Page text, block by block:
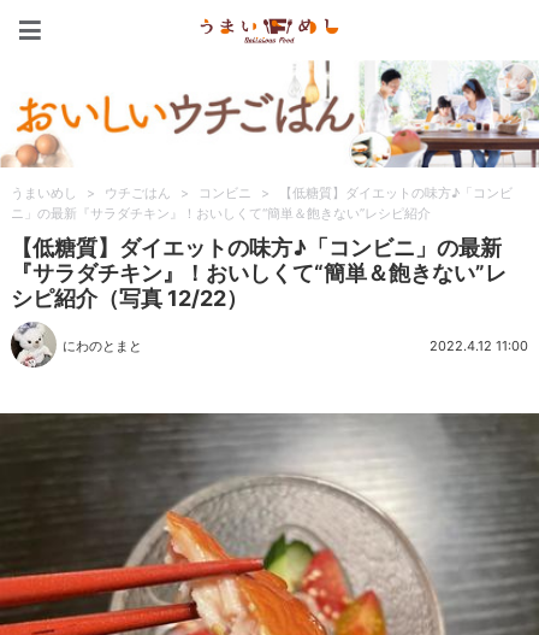
うまいめし > ウチごはん > コンビニ >
【低糖質】ダイエットの味方♪「コンビ
ニ」の最新『サラダチキン』！おいしくて“簡単＆飽きない”レシピ紹介
【低糖質】ダイエットの味方♪「コンビニ」の最新
『サラダチキン』！おいしくて“簡単＆飽きない”レ
シピ紹介（写真 12/22）
にわのとまと 2022.4.12 11:00